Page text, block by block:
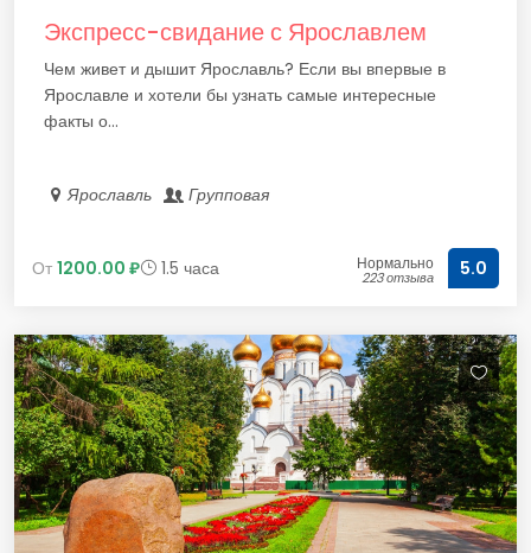
Экспресс-свидание с Ярославлем
Чем живет и дышит Ярославль? Если вы впервые в
Ярославле и хотели бы узнать самые интересные
факты о...
Ярославль Групповая
От 1200.00 ₽ 1.5 часа Нормально
223 отзыва 5.0